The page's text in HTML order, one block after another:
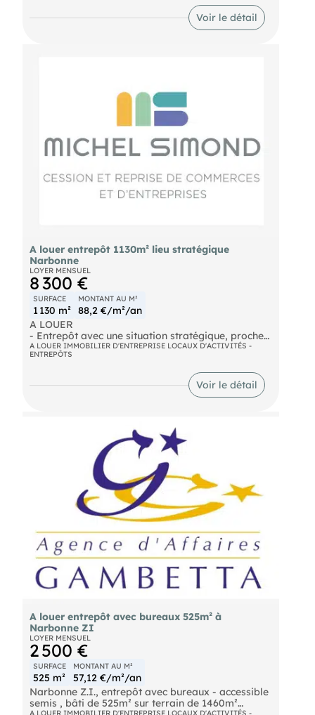
Parking attenant. Dossier sur demande, nous
Voir le détail
A louer entrepôt 1130m² lieu stratégique
Narbonne
LOYER MENSUEL
8 300 €
SURFACE
1 130 m²
MONTANT AU M²
88,2 €/m²/an
A LOUER
- Entrepôt avec une situation stratégique, proche
de l'autoroute. Idéal pour les activités logistique
et distribution. Accès chargement avec 11 quais
SPL, 6 quais PL et 1 quai VL. Un bureau de
direction, une salle de réunion, WC H/F. Nous
A LOUER IMMOBILIER D'ENTREPRISE LOCAUX D'ACTIVITÉS -
ENTREPÔTS
Voir le détail
A louer entrepôt avec bureaux 525m² à
Narbonne ZI
LOYER MENSUEL
2 500 €
SURFACE
525 m²
MONTANT AU M²
57,12 €/m²/an
Narbonne Z.I., entrepôt avec bureaux - accessible
semis , bâti de 525m² sur terrain de 1460m²
A LOUER IMMOBILIER D'ENTREPRISE LOCAUX D'ACTIVITÉS -